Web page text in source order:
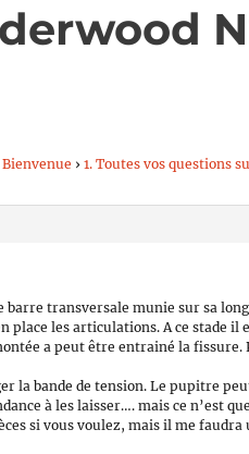
› 1. Toutes vos questions
barre transversale munie sur sa
les articulations. A ce stade il
a peut être entrainé la
la bande de tension. Le pupitre
à les laisser…. mais ce n’est
si vous voulez, mais il me